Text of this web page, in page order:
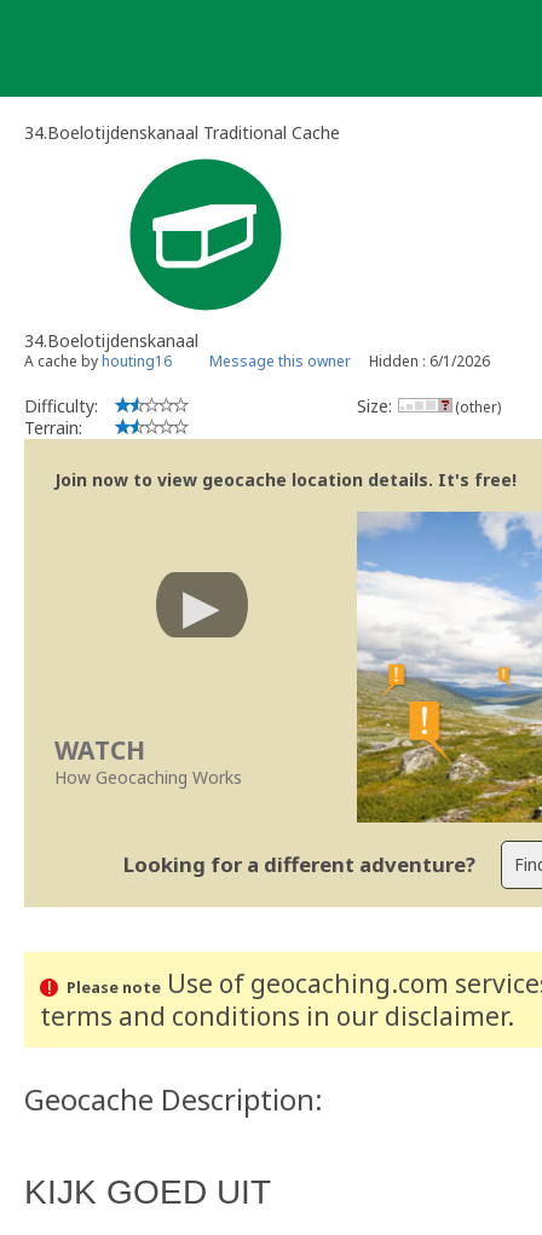
34.Boelotijdenskanaal Traditional Cache
34.Boelotijdenskanaal
A cache byhouting16 Message this owner Hidden : 6/1/2026
Difficulty:
Terrain:
Size: (other)
Join now to view geocache location details. It's free!
WATCH
How Geocaching Works
Looking for a different adventure?
Please noteUse of geocaching.com
terms and conditions in our disclaimer.
Geocache Description:
KIJK GOED UIT